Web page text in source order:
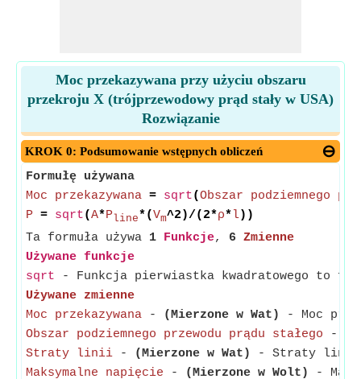
Moc przekazywana przy użyciu obszaru
przekroju X (trójprzewodowy prąd stały w USA)
Rozwiązanie
KROK 0: Podsumowanie wstępnych obliczeń
Formułę używana
Moc przekazywana = sqrt(Obszar podziemnego
P = sqrt(A*P line*(Vm^2)/(2*ρ*l))
Ta formuła używa 1 Funkcje, 6 Zmienne
Używane funkcje
sqrt - Funkcja pierwiastka kwadratowego to
Używane zmienne
Moc przekazywana - (Mierzone w Wat)
- Moc
Obszar podziemnego przewodu prądu stałego -
Straty linii - (Mierzone w Wat)
- Straty linii
Maksymalne napięcie - (Mierzone w Wolt)
-